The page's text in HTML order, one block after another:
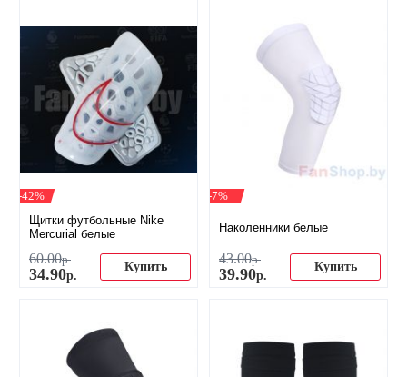
-42%
Щитки футбольные Nike
Mercurial белые
60.00р.
34.90р.
Купить
-7%
Наколенники белые
43.00р.
39.90р.
Купить